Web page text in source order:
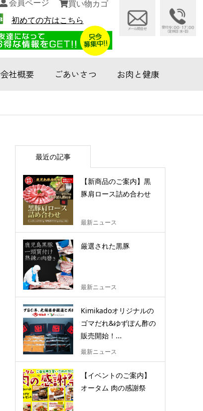
会員ページ
買い物カゴ
初めての方はこちら
会社概要 ごあいさつ お肉と健康
最近の記事
【新商品のご案内】黒
豚肩ロース詰め合わせ
最新ニュース
厳選された黒豚
最新ニュース
Kimikadoオリジナルの
ゴマだれ&ゆずぽん酢の
販売開始！...
最新ニュース
【イベントのご案内】
オータム 肉の感謝祭